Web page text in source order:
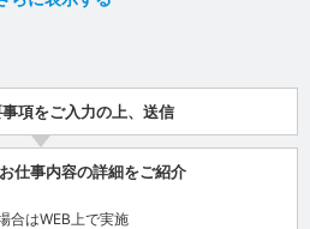
項をご入力の上、送信
仕事内容の詳細をご紹介
合はWEB上で実施